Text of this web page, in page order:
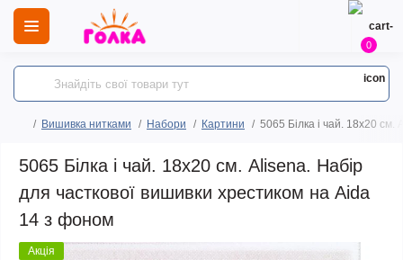
0
Вишивка нитками Набори Картини 5065 Білка і чай. 18х20
5065 Білка і чай. 18х20 см. Alisena. Набір
для часткової вишивки хрестиком на Aida
14 з фоном
Акція